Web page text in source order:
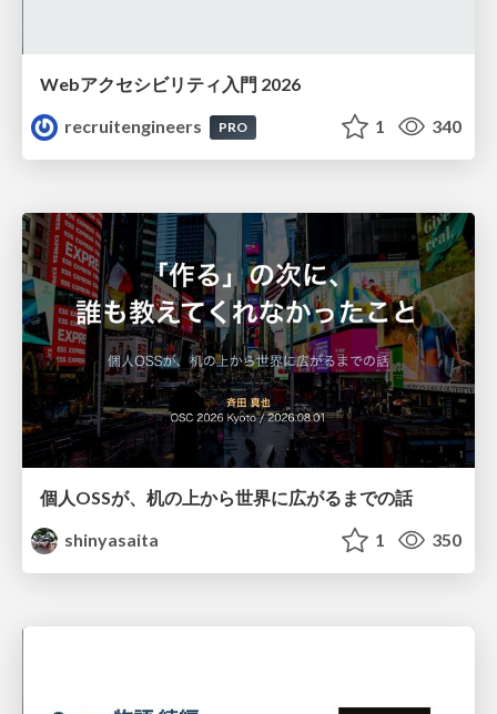
Webアクセシビリティ入門 2026
recruitengineers
PRO 1 340
個人OSSが、机の上から世界に広がるまでの話
shinyasaita
1 350